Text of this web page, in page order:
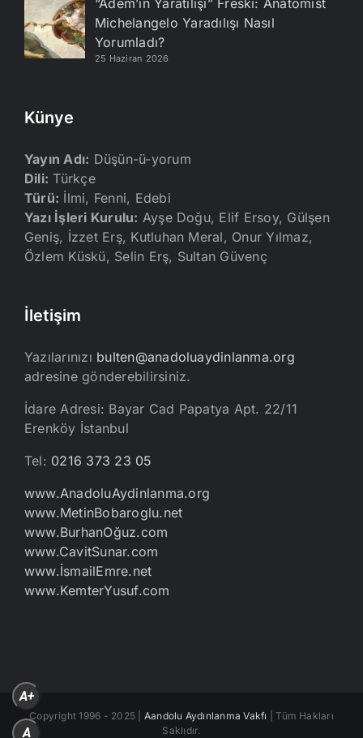
“Âdem’in Yaratılışı” Freski: Anatomist
Michelangelo Yaradılışı Nasıl
Yorumladı?
25 Haziran 2026
Künye
Yayın Adı: Düşün-ü-yorum
Dili: Türkçe
Türü: İlmi, Fenni, Edebi
Yazı İşleri Kurulu: Ayşe Doğu, Elif Ersoy, Gülşen
Geniş, İzzet Erş, Kutluhan Meral, Onur Yılmaz,
Özlem Küskü, Selin Erş, Sultan Güvenç
İletişim
Yazılarınızı bulten@anadoluaydinlanma.org
adresine gönderebilirsiniz.
İdare Adresi: Bayar Cad Papatya Apt. 22/11
Erenköy İstanbul
Tel: 0216 373 23 05
www.AnadoluAydinlanma.org
www.MetinBobaroglu.net
www.BurhanOğuz.com
www.CavitSunar.com
www.İsmailEmre.net
www.KemterYusuf.com
Copyright 1996 - 2025 | Aandolu Aydınlanma Vakfı
| Tüm Hakları
Saklıdır.
A+
A